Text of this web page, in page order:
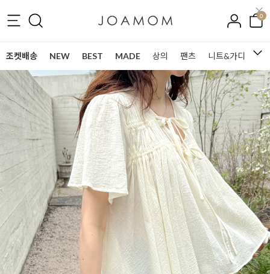
0
조켓배송 NEW BEST MADE 상의 팬츠 니트&가디건